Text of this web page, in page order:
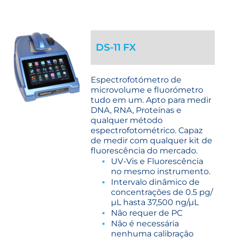
DS-11 FX
Espectrofotómetro de
microvolume e fluorómetro
tudo em um. Apto para medir
DNA, RNA, Proteínas e
qualquer método
espectrofotométrico. Capaz
de medir com qualquer kit de
fluorescência do mercado.
UV-Vis e Fluorescência
no mesmo instrumento.
Intervalo dinâmico de
concentrações de 0.5 pg/
µL hasta 37,500 ng/µL
Não requer de PC
Não é necessária
nenhuma calibração